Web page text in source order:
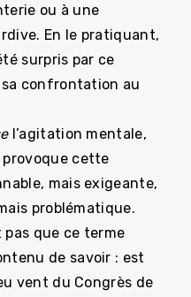
ou à une
En le pratiquant,
surpris par ce
sa confrontation au
l’agitation mentale,
provoque cette
mais exigeante,
problématique.
pas que ce terme
de savoir : est
vent du Congrès de